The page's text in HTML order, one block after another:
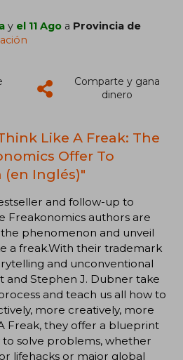
y el 11 Ago a Provincia de
Comparte y gana
dinero
Like A Freak: The
Offer To
(en Inglés)"
and follow-up to
Freakonomics authors are
phenomenon and unveil
a freak.With their trademark
and unconventional
and Stephen J. Dubner take
and teach us all how to
more creatively, more
Freak, they offer a blueprint
solve problems, whether
lifehacks or major global